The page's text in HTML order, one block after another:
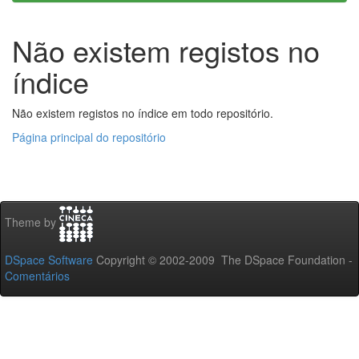
Não existem registos no
índice
Não existem registos no índice em todo repositório.
Página principal do repositório
Theme by
DSpace Software Copyright © 2002-2009 The DSpace Foundation -
Comentários